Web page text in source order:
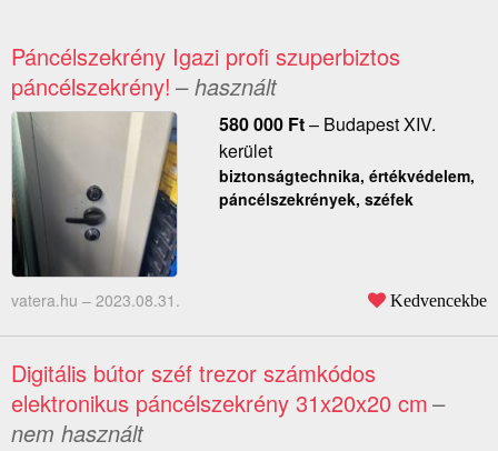
Páncélszekrény Igazi profi szuperbiztos
páncélszekrény! – használt
580 000 Ft– Budapest XIV.
kerület
biztonságtechnika, értékvédelem,
páncélszekrények, széfek
vatera.hu – 2023.08.31. Kedvencekbe
Digitális bútor széf trezor számkódos
elektronikus páncélszekrény 31x20x20 cm–
nem használt